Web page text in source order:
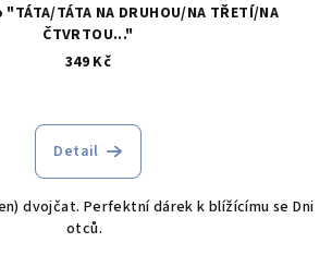
TÁTA NA DRUHOU/NA TŘETÍ/NA
ČTVRTOU..."
349 Kč
hodnocení
produktu
z
5
Detail
dvojčat. Perfektní dárek k blížícímu se Dni
otců.